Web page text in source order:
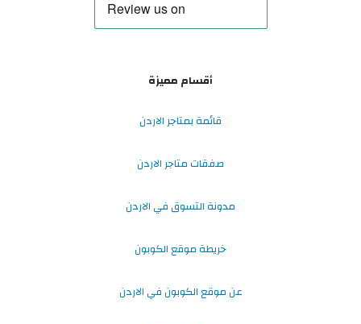
أقسام مميزة
قائمة بمتاجر الاردن
صفقات متاجر الاردن
مدونة التسوق في الاردن
خريطة موقع الكوبون
عن موقع الكوبون في الاردن